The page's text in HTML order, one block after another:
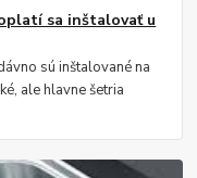
sa inštalovať u
sú inštalované na
ale hlavne šetria